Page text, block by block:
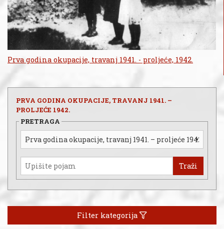
Prva godina okupacije, travanj 1941. - proljeće, 1942.
PRVA GODINA OKUPACIJE, TRAVANJ 1941. –
PROLJEĆE 1942.
PRETRAGA
Traži
Filter kategorija